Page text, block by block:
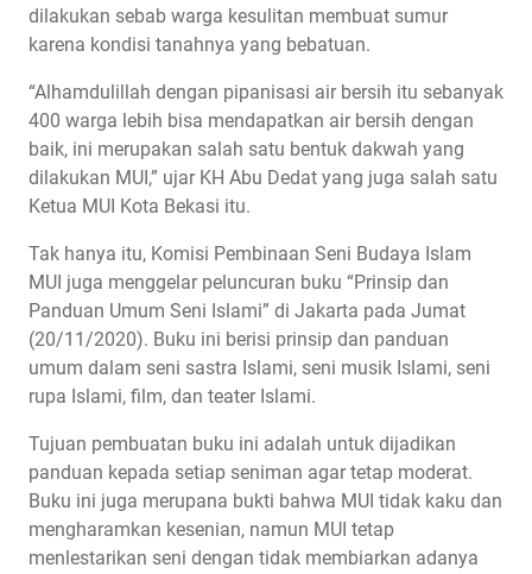
dilakukan sebab warga kesulitan membuat sumur
karena kondisi tanahnya yang bebatuan.
“Alhamdulillah dengan pipanisasi air bersih itu sebanyak
400 warga lebih bisa mendapatkan air bersih dengan
baik, ini merupakan salah satu bentuk dakwah yang
dilakukan MUI,” ujar KH Abu Dedat yang juga salah satu
Ketua MUI Kota Bekasi itu.
Tak hanya itu, Komisi Pembinaan Seni Budaya Islam
MUI juga menggelar peluncuran buku “Prinsip dan
Panduan Umum Seni Islami” di Jakarta pada Jumat
(20/11/2020). Buku ini berisi prinsip dan panduan
umum dalam seni sastra Islami, seni musik Islami, seni
rupa Islami, film, dan teater Islami.
Tujuan pembuatan buku ini adalah untuk dijadikan
panduan kepada setiap seniman agar tetap moderat.
Buku ini juga merupana bukti bahwa MUI tidak kaku dan
mengharamkan kesenian, namun MUI tetap
menlestarikan seni dengan tidak membiarkan adanya